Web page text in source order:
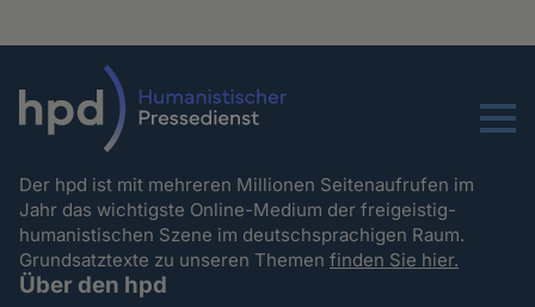
Menu
Der hpd ist mit mehreren Millionen Seitenaufrufen im
Jahr das wichtigste Online-Medium der freigeistig-
humanistischen Szene im deutschsprachigen Raum.
Grundsatztexte zu unseren Themenfinden Sie hier.
Über den hpd